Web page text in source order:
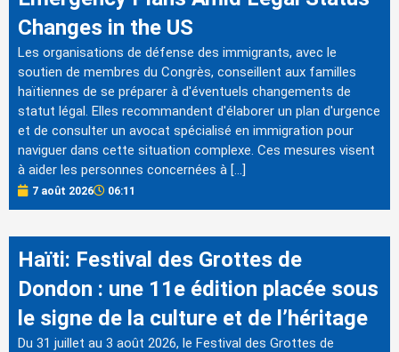
Changes in the US
Les organisations de défense des immigrants, avec le
soutien de membres du Congrès, conseillent aux familles
haïtiennes de se préparer à d'éventuels changements de
statut légal. Elles recommandent d'élaborer un plan d'urgence
et de consulter un avocat spécialisé en immigration pour
naviguer dans cette situation complexe. Ces mesures visent
à aider les personnes concernées à […]
7 août 2026 06:11
Haïti: Festival des Grottes de
Dondon : une 11e édition placée sous
le signe de la culture et de l’héritage
Du 31 juillet au 3 août 2026, le Festival des Grottes de